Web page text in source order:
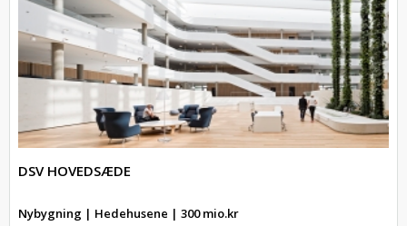
DSV HOVEDSÆDE
Nybygning | Hedehusene | 300 mio.kr